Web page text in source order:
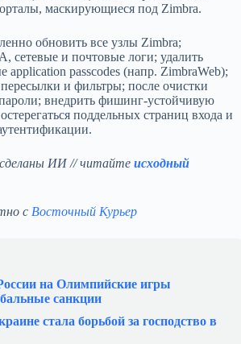
маскирующиеся под Zimbra.
обновить все узлы Zimbra;
сетевые и почтовые логи; удалить
application passcodes (напр. ZimbraWeb);
и фильтры; после очистки
внедрить фишинг‑устойчивую
поддельных страниц входа и
сделаны ИИ // читайте исходный
с Восточный Курьер
на Олимпийские игры
санкции
стала борьбой за господство в